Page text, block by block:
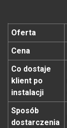
Oferta
Cena
Co dostaje
klient po
instalacji
Sposób
dostarczenia